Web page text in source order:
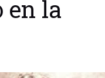
en la